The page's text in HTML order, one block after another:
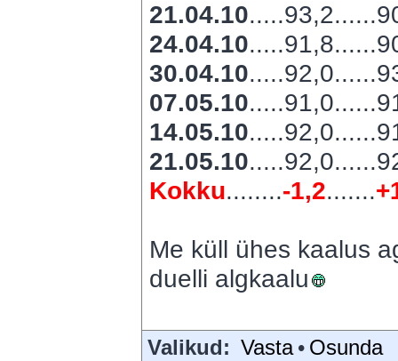
21.04.10
24.04.10
30.04.10
07.05.10
14.05.10
21.05.10
Kokku........-1,2.......
Me küll ühes kaalus
duelli algkaalu
Valikud: Vasta • Osunda